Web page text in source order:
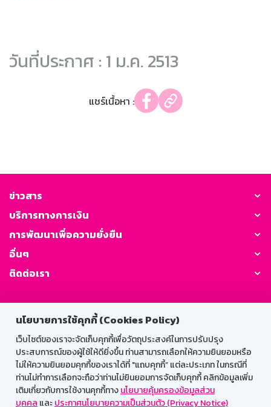
นโยบายการใช้คุกกี้ (Cookies Policy)
เว็บไซต์ของเราจะจัดเก็บคุกกี้เพื่อวัตถุประสงค์ในการปรับปรุง
ประสบการณ์ของผู้ใช้ให้ดียิ่งขึ้น ท่านสามารถเลือกให้ความยินยอมหรือ
ไม่ให้ความยินยอมคุกกี้ของเราได้ที่ "แถบคุกกี้” แต่ละประเภท ในกรณีที่
ท่านไม่ทำการเลือกจะถือว่าท่านไม่ยินยอมการจัดเก็บคุกกี้ คลิกข้อมูลเพิ่ม
เติมเกี่ยวกับการใช้งานคุกกี้ทางนโยบายคุ้มครองข้อมูลส่วน
บุคคล และประกาศนโยบายความเป็นส่วนตัว (Privacy Notice)
วันที่ประกาศ : 1 ม.ค. 2513
แชร์เนื้อหา :
ข่าวสาร
บริการทางการเงิน
การพัฒนาเพื่อความยั่งยืน
อื่นๆ
ติดต่อเรา
GSB Society:
สำหรับพนักงาน
Web HR
GSB Wisdom
M-Search
เข้าสู่ระบบเน็ตเมล